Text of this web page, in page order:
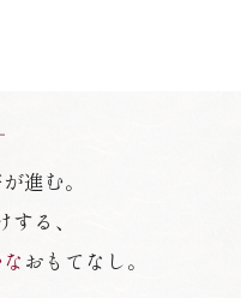
進む。
る、
おもてなし。